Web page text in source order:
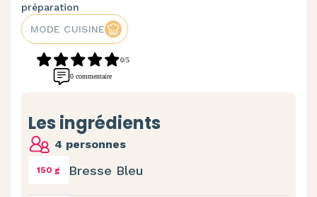
préparation
MODE CUISINE
0/5
0 commentaire
Les ingrédients
4 personnes
150 g Bresse Bleu